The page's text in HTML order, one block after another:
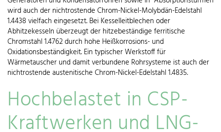
wird auch der nichtrostende Chrom-Nickel-Molybdän-Edelstahl
1.4438 vielfach eingesetzt. Bei Kesselleitblechen oder
Abhitzekesseln überzeugt der hitzebeständige ferritische
Chromstahl 1.4762 durch hohe Heißkorrosions- und
Oxidationsbeständigkeit. Ein typischer Werkstoff für
Wärmetauscher und damit verbundene Rohrsysteme ist auch der
nichtrostende austenitische Chrom-Nickel-Edelstahl 1.4835.
Hochbelastet in CSP-
Kraftwerken und LNG-